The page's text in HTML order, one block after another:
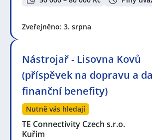
Zveřejněno: 3. srpna
Nástrojař - Lisovna Kovů
(příspěvek na dopravu a
finanční benefity)
Nutně vás hledají
TE Connectivity Czech s.r.o.
Kuřim